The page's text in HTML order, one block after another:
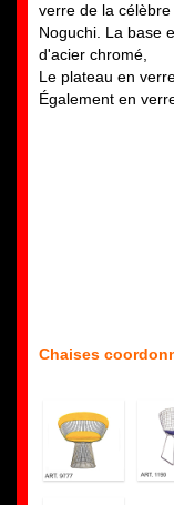
verre de la
Noguchi. La base
d'acier chromé,
Le plateau en
Également en
Chaises